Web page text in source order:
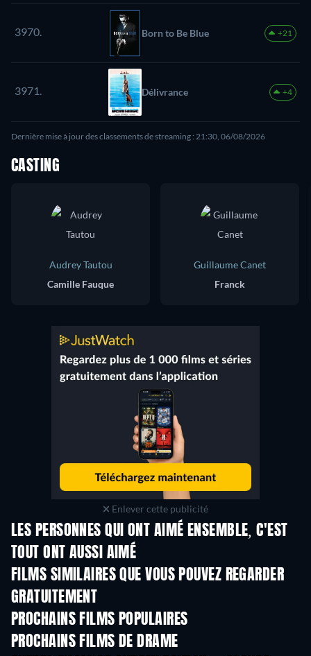
3970. Born to Be Blue +21
3971. Délivrance +4
Dernière mise à jour des classements de streaming : 21:30, 06/08/2026
CASTING
Audrey Tautou
Camille Fauque
Guillaume Canet
Franck
Enlever cette publicité
LES PERSONNES QUI ONT AIMÉ ENSEMBLE, C'EST
TOUT ONT AUSSI AIMÉ
FILMS SIMILAIRES QUE VOUS POUVEZ REGARDER
GRATUITEMENT
PROCHAINS FILMS POPULAIRES
PROCHAINS FILMS DE DRAME